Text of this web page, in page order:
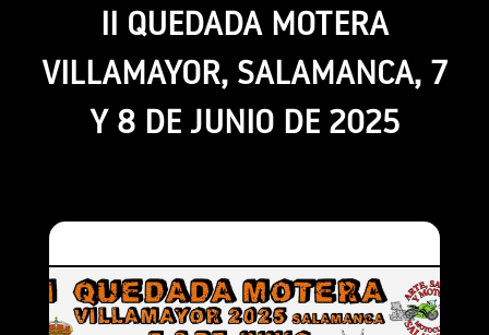
II QUEDADA MOTERA
VILLAMAYOR, SALAMANCA, 7
Y 8 DE JUNIO DE 2025